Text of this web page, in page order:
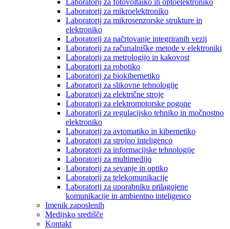
Laboratorij za fotovoltaiko in optoelektroniko
Laboratorij za mikroelektroniko
Laboratorij za mikrosenzorske strukture in
elektroniko
Laboratorij za načrtovanje integriranih vezij
Laboratorij za računalniške metode v elektroniki
Laboratorij za metrologijo in kakovost
Laboratorij za robotiko
Laboratorij za biokibernetiko
Laboratorij za slikovne tehnologije
Laboratorij za električne stroje
Laboratorij za elektromotorske pogone
Laboratorij za regulacijsko tehniko in močnostno
elektroniko
Laboratorij za avtomatiko in kibernetiko
Laboratorij za strojno inteligenco
Laboratorij za informacijske tehnologije
Laboratorij za multimedijo
Laboratorij za sevanje in optiko
Laboratorij za telekomunikacije
Laboratorij za uporabniku prilagojene
komunikacije in ambientno inteligenco
Imenik zaposlenih
Medijsko središče
Kontakt